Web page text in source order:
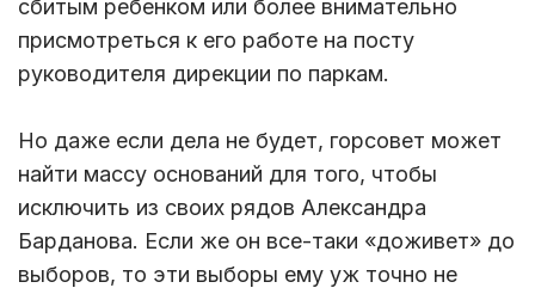
сбитым ребенком или более внимательно
присмотреться к его работе на посту
руководителя дирекции по паркам.
Но даже если дела не будет, горсовет может
найти массу оснований для того, чтобы
исключить из своих рядов Александра
Барданова. Если же он все-таки «доживет» до
выборов, то эти выборы ему уж точно не